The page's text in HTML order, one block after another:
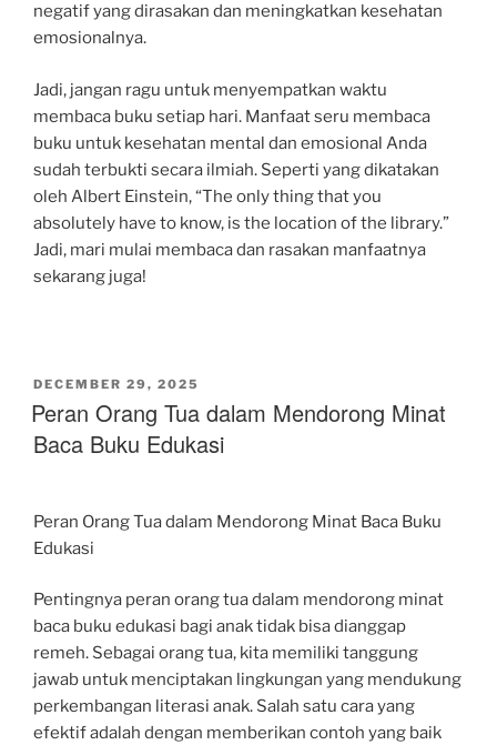
negatif yang dirasakan dan meningkatkan kesehatan
emosionalnya.
Jadi, jangan ragu untuk menyempatkan waktu
membaca buku setiap hari. Manfaat seru membaca
buku untuk kesehatan mental dan emosional Anda
sudah terbukti secara ilmiah. Seperti yang dikatakan
oleh Albert Einstein, “The only thing that you
absolutely have to know, is the location of the library.”
Jadi, mari mulai membaca dan rasakan manfaatnya
sekarang juga!
POSTED
ON
DECEMBER 29, 2025
Peran Orang Tua dalam Mendorong Minat
Baca Buku Edukasi
Peran Orang Tua dalam Mendorong Minat Baca Buku
Edukasi
Pentingnya peran orang tua dalam mendorong minat
baca buku edukasi bagi anak tidak bisa dianggap
remeh. Sebagai orang tua, kita memiliki tanggung
jawab untuk menciptakan lingkungan yang mendukung
perkembangan literasi anak. Salah satu cara yang
efektif adalah dengan memberikan contoh yang baik